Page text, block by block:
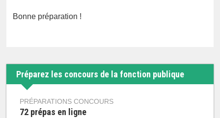
Bonne préparation !
Préparez les concours de la fonction publique
PRÉPARATIONS CONCOURS
72 prépas en ligne